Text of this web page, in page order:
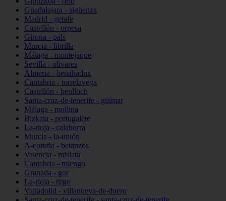
Guadalajara - sigüenza
Madrid - getafe
Castellón - orpesa
Girona - pals
Murcia - librilla
Málaga - montejaque
Sevilla - olivares
Almería - benahadux
Cantabria - torrelavega
Castellón - benlloch
Santa-cruz-de-tenerife - güímar
Málaga - mollina
Bizkaia - portugalete
La-rioja - calahorra
Murcia - la-unión
A-coruña - betanzos
Valencia - mislata
Cantabria - miengo
Granada - gor
La-rioja - tirgo
Valladolid - villanueva-de-duero